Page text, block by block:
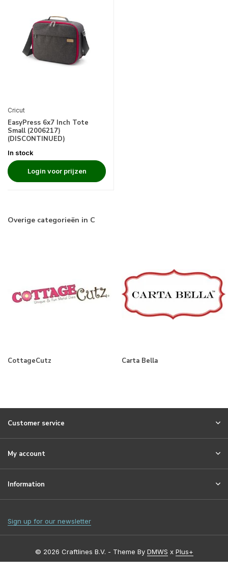
Cricut
EasyPress 6x7 Inch Tote
Small (2006217)
(DISCONTINUED)
In stock
Login voor prijzen
Overige categorieën in C
CottageCutz Carta Bella
Customer service
My account
Information
Sign up for our newsletter
© 2026 Craftlines B.V. - Theme By DMWS x Plus+